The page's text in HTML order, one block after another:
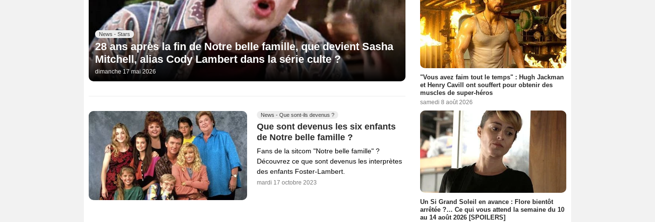
News - Stars
28 ans après la fin de Notre belle famille, que devient Sasha
Mitchell, alias Cody Lambert dans la série culte ?
dimanche 17 mai 2026
News - Que sont-ils devenus ?
Que sont devenus les six enfants
de Notre belle famille ?
Fans de la sitcom "Notre belle famille" ?
Découvrez ce que sont devenus les interprètes
des enfants Foster-Lambert.
mardi 17 octobre 2023
"Vous avez faim tout le temps" : Hugh Jackman
et Henry Cavill ont souffert pour obtenir des
muscles de super-héros
samedi 8 août 2026
Un Si Grand Soleil en avance : Flore bientôt
arrêtée ?… Ce qui vous attend la semaine du 10
au 14 août 2026 [SPOILERS]